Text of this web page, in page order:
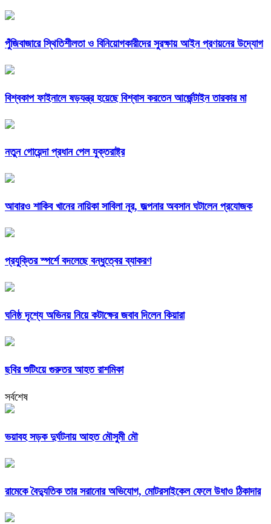
পুঁজিবাজারে স্থিতিশীলতা ও বিনিয়োগকারীদের সুরক্ষায় আইন প্রণয়নের উদ্যোগ
বিশ্বকাপ ফাইনালে ষড়যন্ত্র হয়েছে বিশ্বাস করতেন আর্জেন্টাইন তারকার মা
নতুন গোয়েন্দা প্রধান পেল যুক্তরাষ্ট্র
আবারও শাকিব খানের নায়িকা সাবিলা নূর, জল্পনার অবসান ঘটালেন প্রযোজক
প্রযুক্তির স্পর্শে বদলেছে বন্ধুত্বের ব্যাকরণ
ঘনিষ্ঠ দৃশ্যে অভিনয় নিয়ে কটাক্ষের জবাব দিলেন কিয়ারা
ছবির শুটিংয়ে গুরুতর আহত রাশমিকা
সর্বশেষ
ভয়াবহ সড়ক দুর্ঘটনায় আহত মৌসুমী মৌ
রামেকে বৈদ্যুতিক তার সরানোর অভিযোগ, মোটরসাইকেল ফেলে উধাও ঠিকাদার